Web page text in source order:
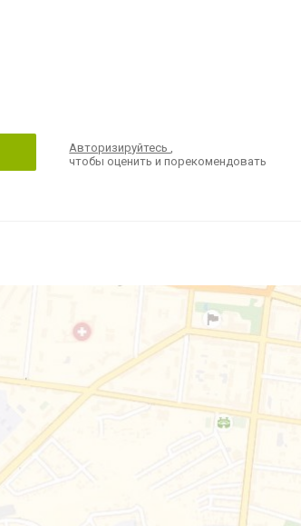
Авторизируйтесь,
чтобы оценить и порекомендовать